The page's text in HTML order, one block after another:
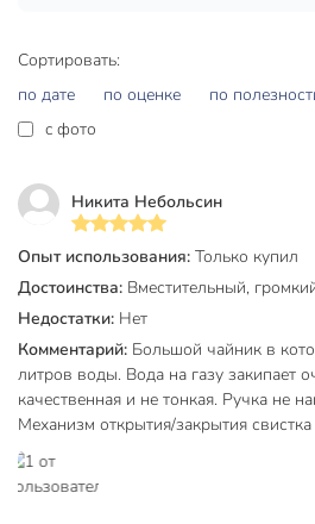
чаепития с практичным и
Частые вопросы:
Чайник Daniks GS-04517H-
специально разработан для
подходит для газовых,
стеклокерамических поверхностей.
чайник?
Нержавеющая сталь долговечнее,
и не подвержена сколам, поэтому
— практичное решение для дачи и
Сортировать:
по дате
по оценке
по
c фото
Никита Небольсин
Опыт использования: Только купил
Достоинства: Вместительный,
Недостатки: Нет
Комментарий: Большой чайник в
литров воды. Вода на газу закипает
качественная и не тонкая. Ручка не
Механизм открытия/закрытия свистка